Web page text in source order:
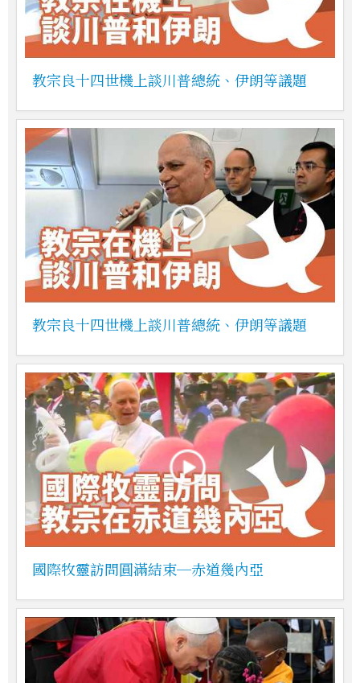
教宗良十四世機上談川普總統、伊朗等議題
教宗良十四世機上談川普總統、伊朗等議題
國際牧靈訪問圓滿結束─赤道幾內亞